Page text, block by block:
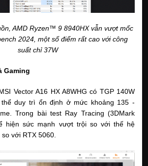
AMD Ryzen™ 9 8940HX vẫn vượt mốc
2024, một số điểm rất cao với công
suất chỉ 37W
Gaming
Vector A16 HX A8WHG có TGP 140W
duy trì ổn định ở mức khoảng 135 -
Trong bài test Ray Tracing (3DMark
hiện sức mạnh vượt trội so với thế hệ
với RTX 5060.